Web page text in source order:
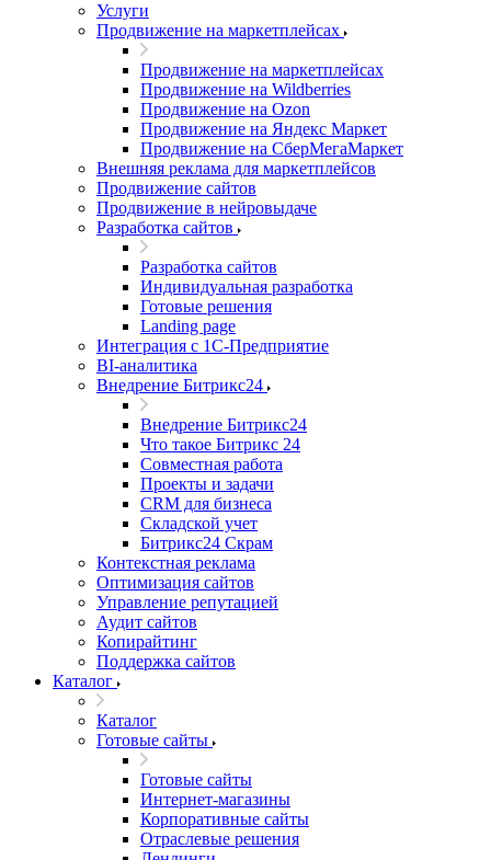
Услуги
Продвижение на маркетплейсах
Продвижение на маркетплейсах
Продвижение на Wildberries
Продвижение на Ozon
Продвижение на Яндекс Маркет
Продвижение на СберМегаМаркет
Внешняя реклама для маркетплейсов
Продвижение сайтов
Продвижение в нейровыдаче
Разработка сайтов
Разработка сайтов
Индивидуальная разработка
Готовые решения
Landing page
Интеграция с 1С-Предприятие
BI-аналитика
Внедрение Битрикс24
Внедрение Битрикс24
Что такое Битрикс 24
Совместная работа
Проекты и задачи
СRМ для бизнеса
Складской учет
Битрикс24 Скрам
Контекстная реклама
Оптимизация сайтов
Управление репутацией
Аудит сайтов
Копирайтинг
Поддержка сайтов
Каталог
Каталог
Готовые сайты
Готовые сайты
Интернет-магазины
Корпоративные сайты
Отраслевые решения